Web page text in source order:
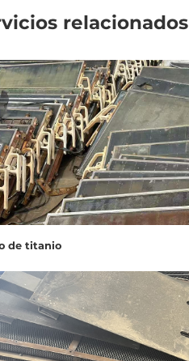
relacionados
de titanio